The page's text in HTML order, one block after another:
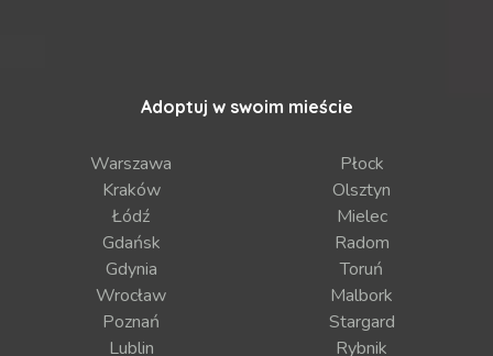
Adoptuj w swoim mieście
Warszawa
Kraków
Łódź
Gdańsk
Gdynia
Wrocław
Poznań
Lublin
Płock
Olsztyn
Mielec
Radom
Toruń
Malbork
Stargard
Rybnik